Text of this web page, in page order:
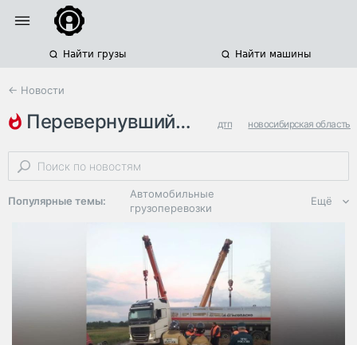
Найти грузы Найти машины
← Новости
перевернувшийся грузовик дтп новосибирская область
самосвалы
Популярные темы:
Автомобильные
грузоперевозки
Региональная
логистика
ЭДО, ИТ в
логистике
Дороги,
инфраструктура
Ещё